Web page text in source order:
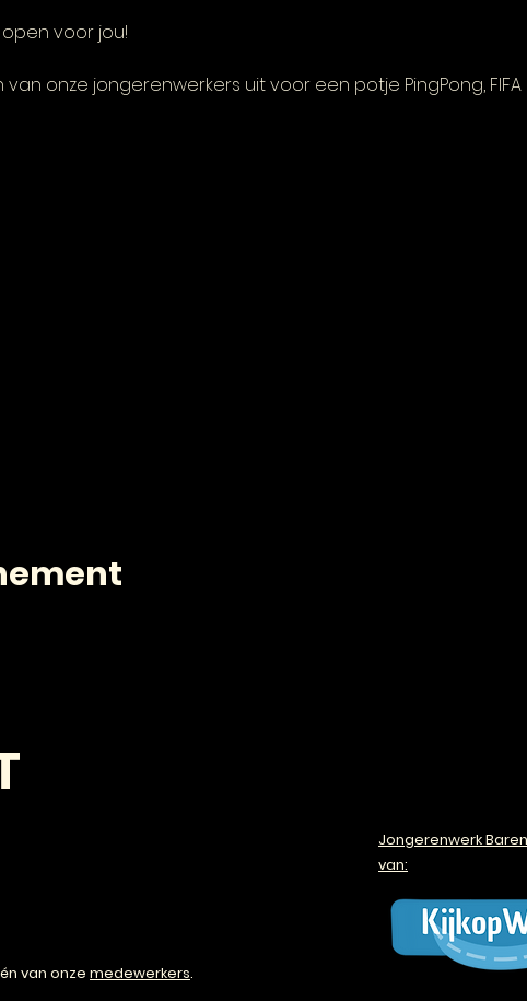
voor jou!
onze jongerenwerkers uit voor een potje PingPong,
van onze medewerkers.
Jongerenwerk
van: